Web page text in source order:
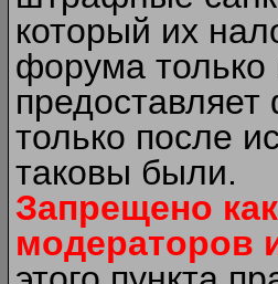
который их
форума только
только после
таковы были.
Запрещено
модераторов